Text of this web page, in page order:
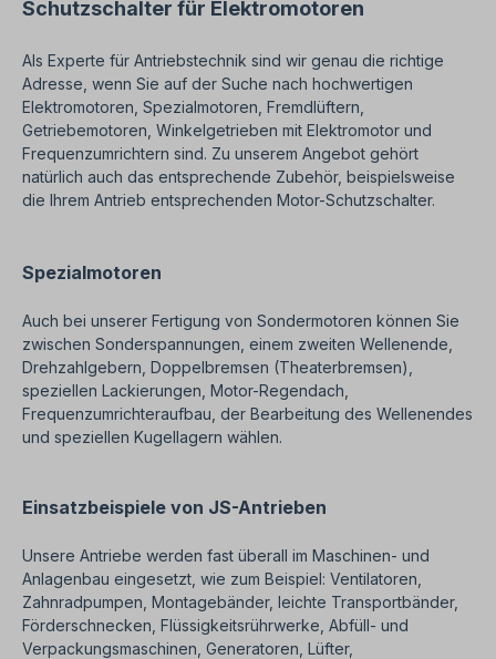
Schutzschalter für Elektromotoren
Als Experte für Antriebstechnik sind wir genau die richtige
Adresse, wenn Sie auf der Suche nach hochwertigen
Elektromotoren, Spezialmotoren, Fremdlüftern,
Getriebemotoren, Winkelgetrieben mit Elektromotor und
Frequenzumrichtern sind. Zu unserem Angebot gehört
natürlich auch das entsprechende Zubehör, beispielsweise
die Ihrem Antrieb entsprechenden Motor-Schutzschalter.
Spezialmotoren
Auch bei unserer Fertigung von Sondermotoren können Sie
zwischen Sonderspannungen, einem zweiten Wellenende,
Drehzahlgebern, Doppelbremsen (Theaterbremsen),
speziellen Lackierungen, Motor-Regendach,
Frequenzumrichteraufbau, der Bearbeitung des Wellenendes
und speziellen Kugellagern wählen.
Einsatzbeispiele von JS-Antrieben
Unsere Antriebe werden fast überall im Maschinen- und
Anlagenbau eingesetzt, wie zum Beispiel: Ventilatoren,
Zahnradpumpen, Montagebänder, leichte Transportbänder,
Förderschnecken, Flüssigkeitsrührwerke, Abfüll- und
Verpackungsmaschinen, Generatoren, Lüfter,